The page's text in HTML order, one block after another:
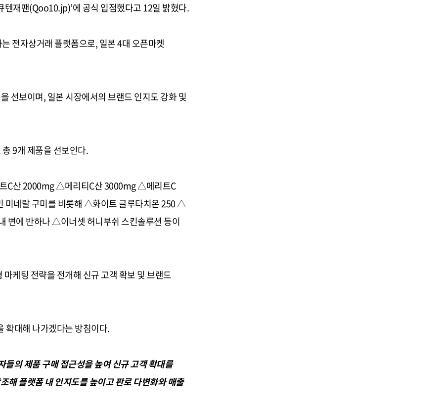
텐재팬(Qoo10.jp)’에 공식 입점했다고12일 밝혔다.
전자상거래 플랫폼으로,일본4대 오픈마켓
선보이며,일본 시장에서의 브랜드 인지도 강화 및
총9개 제품을 선보인다.
C산2000mg △메리티C산3000mg △메리트C
미네랄 구미를 비롯해△화이트 글루타치온250 △
변에 반하나△이너셋 허니부쉬 스킨솔루션 등이
케팅 전략을 전개해 신규 고객 확보 및 브랜드
확대해 나가겠다는 방침이다.
들의 제품 구매 접근성을 높여 신규 고객 확대를
해 플랫폼 내 인지도를 높이고 판로 다변화와 매출